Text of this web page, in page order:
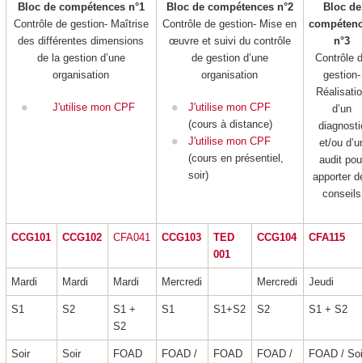
Bloc de compétences n°1
Contrôle de gestion- Maîtrise
des différentes dimensions
de la gestion d’une
organisation
J'utilise mon CPF
Bloc de compétences n°2
Contrôle de gestion- Mise en
œuvre et suivi du contrôle
de gestion d’une
organisation
J'utilise mon CPF
(cours à distance)
J'utilise mon CPF
(cours en présentiel,
soir)
Bloc de
n°3
Contrôle
gestion-
d’un
et/ou
audit
apporter
conseils
CCG101 CCG102 CFA041 CCG103
TED
001
CCG104 CFA115
Mardi Mardi Mardi Mercredi Mercredi Jeudi
S1 S2
S1 +
S2
S1 S1+S2 S2 S1 + S2
Soir Soir FOAD
FOAD /
FOAD
FOAD /
FOAD /